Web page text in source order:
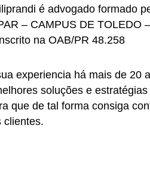
é advogado formado
– CAMPUS DE TOLEDO
na OAB/PR 48.258
experiencia há mais de 20
soluções e
que de tal forma consiga
clientes.